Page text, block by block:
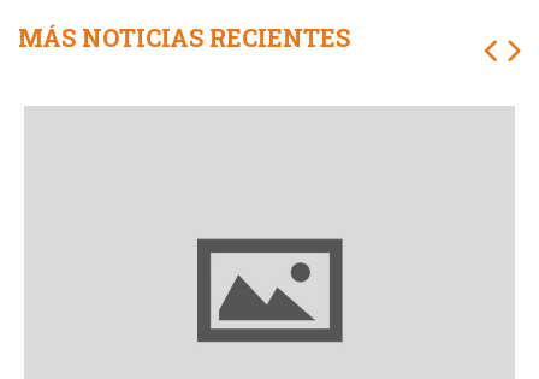
MÁS NOTICIAS RECIENTES